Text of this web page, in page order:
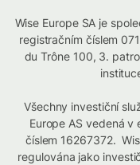
Wise Europe SA je
registračním číslem
du Trône 100, 3.
Všechny investiční
Europe AS vedená
číslem 16267372.
regulována jako